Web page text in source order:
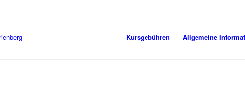
Kursgebühren Allgemeine